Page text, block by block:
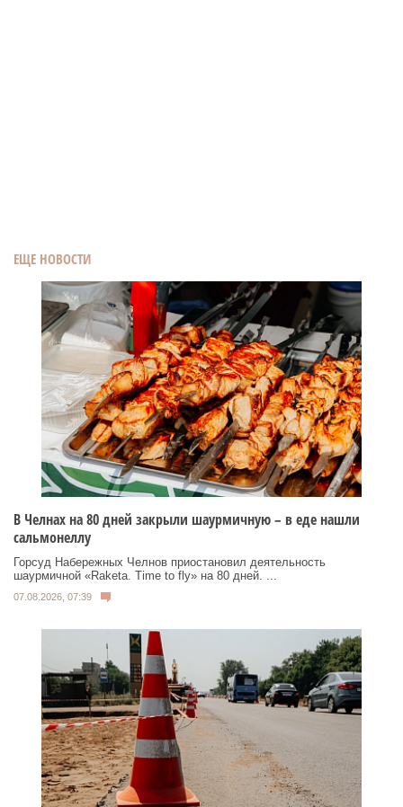
ЕЩЕ НОВОСТИ
В Челнах на 80 дней закрыли шаурмичную – в еде нашли
сальмонеллу
Горсуд Набережных Челнов приостановил деятельность
шаурмичной «Raketa. Time to fly» на 80 дней. ...
07.08.2026, 07:39